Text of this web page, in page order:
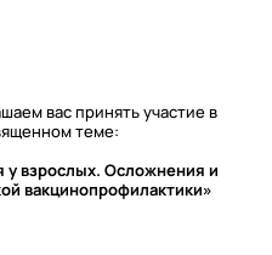
вас принять участие в
теме:
у взрослых. Осложнения и
вакцинопрофилактики»